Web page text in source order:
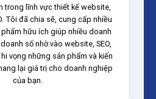
trong lĩnh vực thiết kế website,
Tôi đã chia sẽ, cung cấp nhiều
phẩm hữu ích giúp nhiều doanh
số nhờ vào website, SEO,
vọng những sản phẩm và kiến
lại giá trị cho doanh nghiệp
của bạn.